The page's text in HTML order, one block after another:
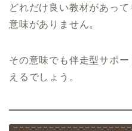
どれだけ良い教材があっ
意味がありません。
その意味でも伴走型サポ
えるでしょう。